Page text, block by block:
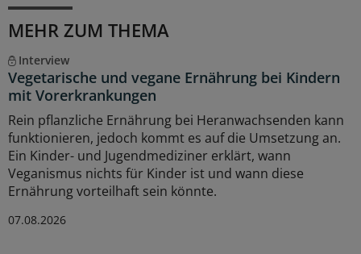
MEHR ZUM THEMA
Interview
Vegetarische und vegane Ernährung bei Kindern
mit Vorerkrankungen
Rein pflanzliche Ernährung bei Heranwachsenden kann
funktionieren, jedoch kommt es auf die Umsetzung an.
Ein Kinder- und Jugendmediziner erklärt, wann
Veganismus nichts für Kinder ist und wann diese
Ernährung vorteilhaft sein könnte.
07.08.2026